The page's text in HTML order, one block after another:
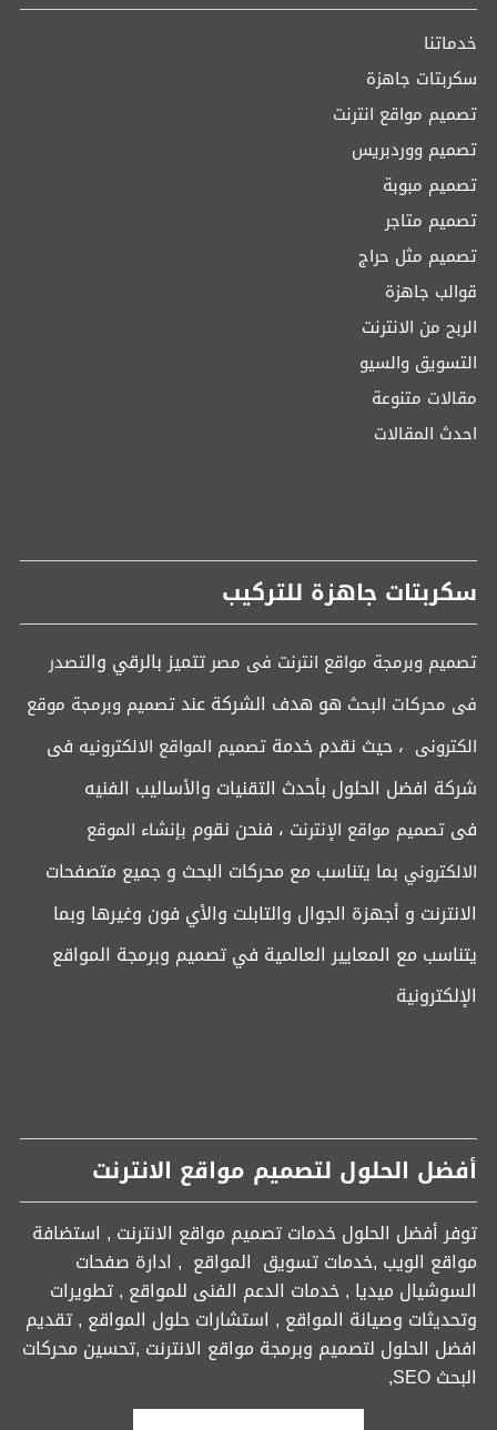
خدماتنا
سكربتات جاهزة
تصميم مواقع انترنت
تصميم ووردبريس
تصميم مبوبة
تصميم متاجر
تصميم مثل حراج
قوالب جاهزة
الربح من الانترنت
التسويق والسيو
مقالات متنوعة
احدث المقالات
سكربتات جاهزة للتركيب
تصميم وبرمجة مواقع انترنت فى مصرتتميز بالرقي والتصدر
فى محركات البحث هو هدف الشركة عندتصميم وبرمجة موقع
الكترونى ، حيث نقدم خدمة تصميم المواقع الالكترونيه فى
شركة افضل الحلول بأحدث التقنيات والأساليب الفنيه
فى تصميم مواقع الإنترنت ، فنحن نقوم بإنشاء الموقع
الالكتروني بما يتناسب مع محركات البحث و جميع متصفحات
الانترنت و أجهزة الجوال والتابلت والأي فون وغيرها وبما
يتناسب مع المعايير العالمية في تصميم وبرمجة المواقع
الإلكترونية
أفضل الحلول لتصميم مواقع الانترنت
توفر أفضل الحلول خدمات تصميم مواقع الانترنت , استضافة
مواقع الويب ,خدمات تسويق المواقع , ادارة صفحات
السوشيال ميديا , خدمات الدعم الفنى للمواقع , تطويرات
وتحديثات وصيانة المواقع , استشارات حلول المواقع , تقديم
افضل الحلول لتصميم وبرمجة مواقع الانترنت ,تحسين محركات
البحث SEO,